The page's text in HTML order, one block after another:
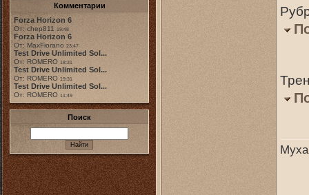
Комментарии
Forza Horizon 6
От: chep811 19:48
Forza Horizon 6
От: MaxFiorano 23:47
Test Drive Unlimited Sol...
От: ROMERO 18:31
Test Drive Unlimited Sol...
От: ROMERO 19:31
Test Drive Unlimited Sol...
От: ROMERO 11:49
Поиск